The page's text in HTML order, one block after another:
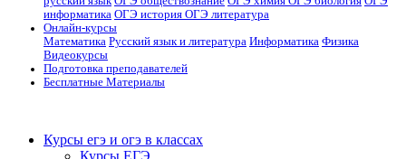
информатика ОГЭ история ОГЭ литература
Онлайн-курсы
Математика Русский язык и литература Информатика Физика
Видеокурсы
Подготовка преподавателей
Бесплатные Материалы
Курсы егэ и огэ в классах